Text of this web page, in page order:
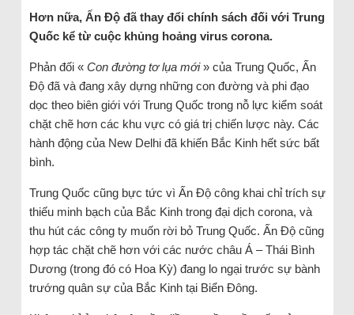
Hơn nữa, Ấn Độ đã thay đổi chính sách đối với Trung
Quốc kể từ cuộc khủng hoảng virus corona.
Phản đối « Con đường tơ lụa mới» của Trung Quốc, Ấn
Độ đã và đang xây dựng những con đường và phi đạo
dọc theo biên giới với Trung Quốc trong nỗ lực kiểm soát
chặt chẽ hơn các khu vực có giá trị chiến lược này. Các
hành động của New Delhi đã khiến Bắc Kinh hết sức bất
bình.
Trung Quốc cũng bực tức vì Ấn Độ công khai chỉ trích sự
thiếu minh bạch của Bắc Kinh trong đại dịch corona, và
thu hút các công ty muốn rời bỏ Trung Quốc. Ấn Độ cũng
hợp tác chặt chẽ hơn với các nước châu Á – Thái Bình
Dương (trong đó có Hoa Kỳ) đang lo ngại trước sự bành
trướng quân sự của Bắc Kinh tại Biển Đông.